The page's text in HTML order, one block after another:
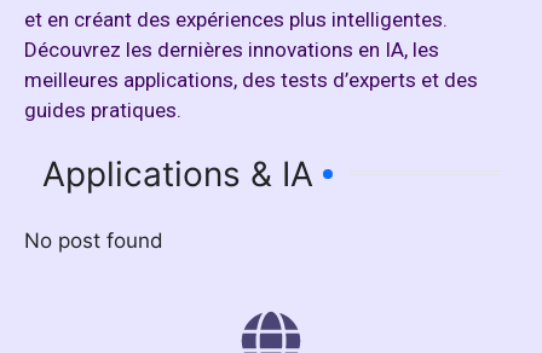
et en créant des expériences plus intelligentes.
Découvrez les dernières innovations en IA, les
meilleures applications, des tests d’experts et des
guides pratiques.
Applications & IA
No post found